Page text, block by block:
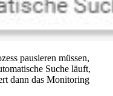
pausieren müssen,
Suche läuft,
dann das Monitoring